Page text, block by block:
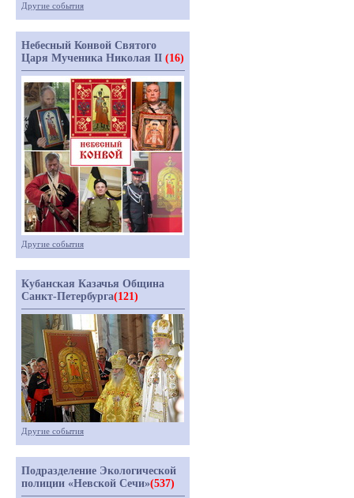
Другие события
Небесный Конвой Святого
Царя Мученика Николая II (16)
Другие события
Кубанская Казачья Община
Санкт-Петербурга(121)
Другие события
Подразделение Экологической
полиции «Невской Сечи»(537)